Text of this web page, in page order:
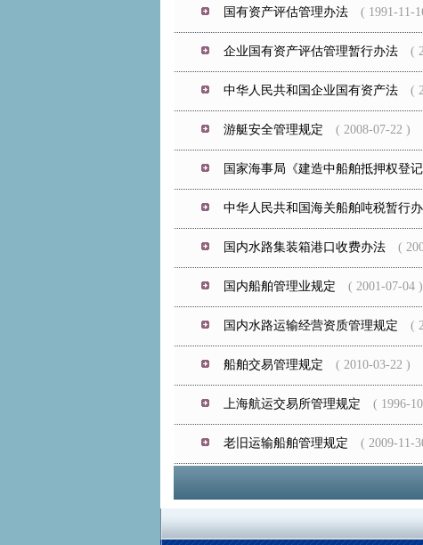
国有资产评估管理办法( 1991-11-
企业国有资产评估管理暂行办法(
中华人民共和国企业国有资产法(
游艇安全管理规定 ( 2008-07-22 )
国家海事局《建造中船舶抵押权登记
中华人民共和国海关船舶吨税暂行
国内水路集装箱港口收费办法(
国内船舶管理业规定 ( 2001-07-04 )
国内水路运输经营资质管理规定 (
船舶交易管理规定 ( 2010-03-22 )
上海航运交易所管理规定 ( 1996-
老旧运输船舶管理规定 ( 2009-11-